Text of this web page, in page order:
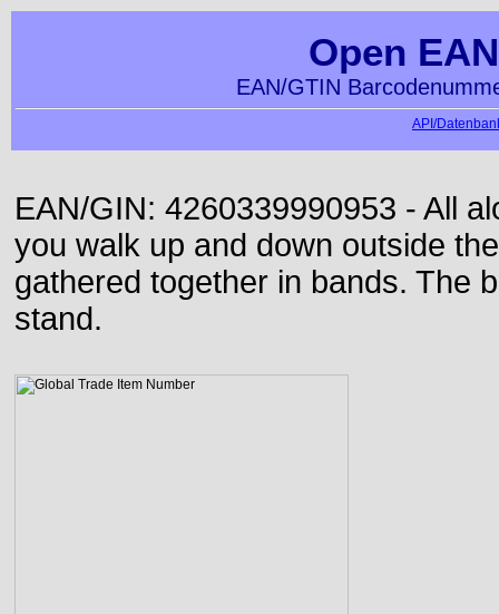
Open
EAN/GTIN
API/
EAN/GIN: 4260339990953 - All
you walk up and down outside
gathered together in bands. The
stand.